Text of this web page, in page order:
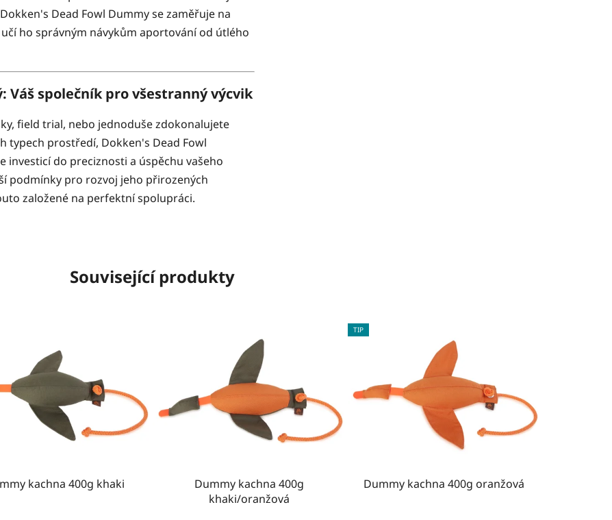
Dokken's Dead Fowl Dummy se zaměřuje na
ho správným návykům aportování od útlého
Váš společník pro všestranný výcvik
field trial, nebo jednoduše zdokonalujete
typech prostředí, Dokken's Dead Fowl
investicí do preciznosti a úspěchu vašeho
podmínky pro rozvoj jeho přirozených
založené na perfektní spolupráci.
Související produkty
kachna 400g khaki
Dummy kachna 400g
khaki/oranžová
TIP
Dummy kachna 400g oranžová